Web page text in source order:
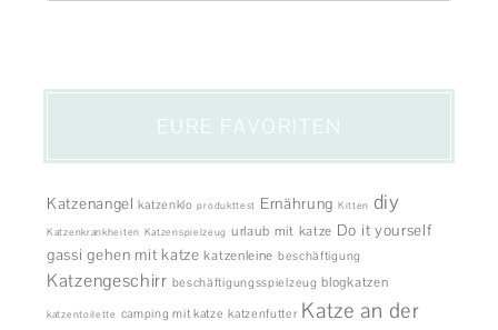
EURE FAVORITEN
Katzenangel katzenklo produkttest Ernährung Kitten diy
Katzenkrankheiten Katzenspielzeug urlaub mit katze Do it yourself
gassi gehen mit katze katzenleine beschäftigung
Katzengeschirr beschäftigungsspielzeug blogkatzen
katzentoilette camping mit katze katzenfutter Katze an der